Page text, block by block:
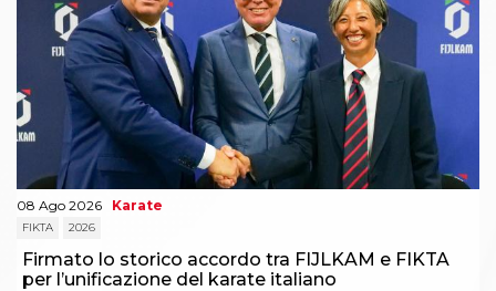
08 Ago 2026 Karate
FIKTA 2026
Firmato lo storico accordo tra FIJLKAM e FIKTA
per l’unificazione del karate italiano